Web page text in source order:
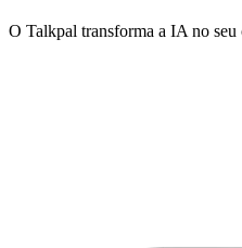
O Talkpal transforma a IA no